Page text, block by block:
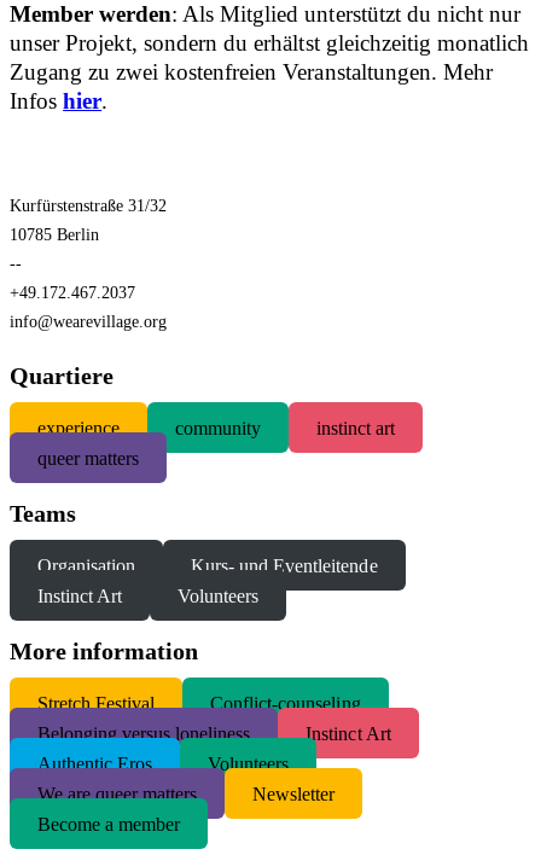
Member werden: Als Mitglied unterstützt du nicht nur
unser Projekt, sondern du erhältst gleichzeitig monatlich
Zugang zu zwei kostenfreien Veranstaltungen. Mehr
Infoshier.
Kurfürstenstraße 31/32
10785 Berlin
--
+49.172.467.2037
info@wearevillage.org
Quartiere
experience community
instinct art
queer matters
Teams
Organisation
Kurs- und Eventleitende
Instinct Art
Volunteers
More information
Stretch Festival
Conflict-counseling
Belonging versus loneliness
Instinct Art
Authentic Eros
Volunteers
We are queer matters
Newsletter
Become a member